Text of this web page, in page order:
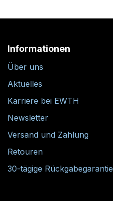
Informationen
Über uns
Aktuelles
Karriere bei EWTH
Newsletter
Versand und Zahlung
Retouren
30-tägige Rückgabegarantie